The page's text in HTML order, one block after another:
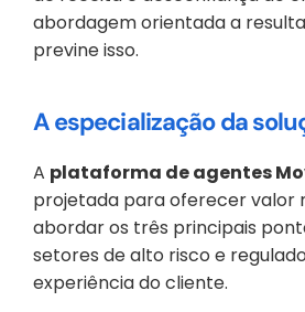
abordagem orientada a
previne isso.
A especialização da
A plataforma de agentes
projetada para oferecer valor
abordar os três principais
setores de alto risco e
experiência do cliente.